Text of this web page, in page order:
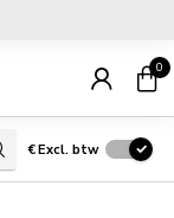
0
€Excl. btw